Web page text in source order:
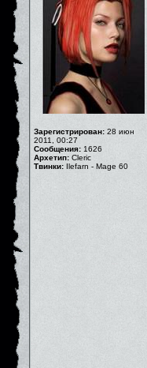
Зарегистрирован: 28 июн
2011, 00:27
Сообщения: 1626
Архетип: Cleric
Твинки: Ilefarn - Mage 60